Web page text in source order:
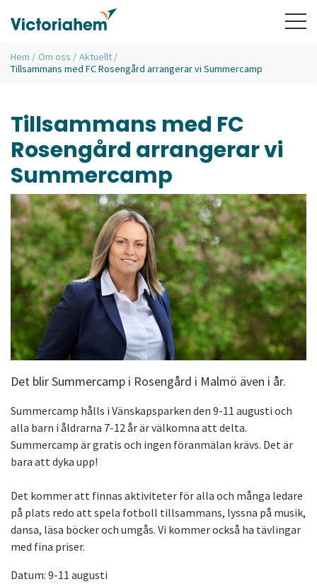
Hem / Om oss / Aktuellt /
Tillsammans med FC Rosengård arrangerar vi Summercamp
Tillsammans med FC
Rosengård arrangerar vi
Summercamp
Det blir Summercamp i Rosengård i Malmö även i år.
Summercamp hålls i Vänskapsparken den 9-11 augusti och
alla barn i åldrarna 7-12 år är välkomna att delta.
Summercamp är gratis och ingen föranmälan krävs. Det är
bara att dyka upp!
Det kommer att finnas aktiviteter för alla och många ledare
på plats redo att spela fotboll tillsammans, lyssna på musik,
dansa, läsa böcker och umgås. Vi kommer också ha tävlingar
med fina priser.
Datum: 9-11 augusti